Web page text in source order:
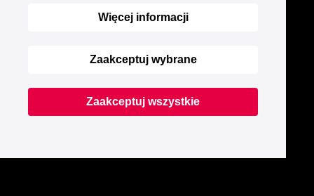
Więcej informacji
Zaakceptuj wybrane
Zaakceptuj wszystkie